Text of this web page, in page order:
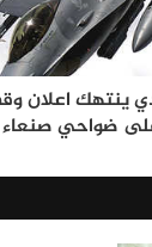
ينتهك اعلان
ضواحي صنعاء